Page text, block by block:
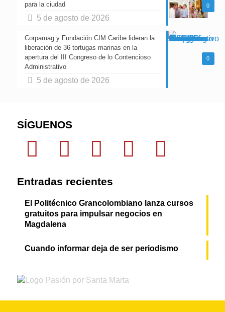
0
para la ciudad
5 de agosto de 2026
0
Corpamag y Fundación CIM Caribe lideran la
liberación de 36 tortugas marinas en la
apertura del III Congreso de lo Contencioso
Administrativo
5 de agosto de 2026
SÍGUENOS
Entradas recientes
El Politécnico Grancolombiano lanza cursos
gratuitos para impulsar negocios en
Magdalena
Cuando informar deja de ser periodismo